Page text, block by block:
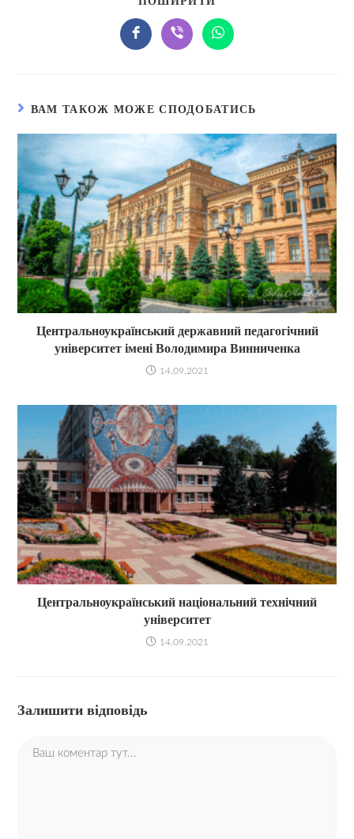
ВАМ ТАКОЖ МОЖЕ СПОДОБАТИСЬ
Центральноукраїнський державний педагогічний
університет імені Володимира Винниченка
14.09.2021
Центральноукраїнський національний технічний
університет
14.09.2021
Залишити відповідь